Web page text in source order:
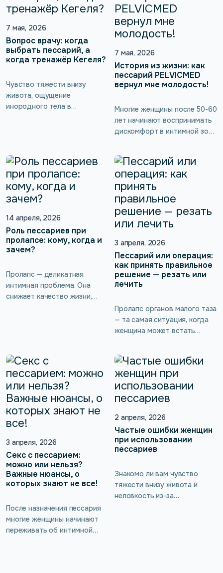
редких эпизодов, но со
и становится понятно:
ситуацию нужно решать.
Одна из основных причин —
ослабление мышц тазового
поддержка органов. […]
приспособлений
поддержания качества
интимной жизни и почему
кубические пессарии
PELVICMED не ограничивают
пациентку практически в
любой активности.
7 мая, 2026
Вопрос врачу: когда
выбрать пессарий, а
когда тренажёр Кегеля?
Чувство тяжести внизу
живота, ощущение
инородного тела в
женщин. Подобные жалобы
не принято обсуждать с
подругами, а визит к
гинекологу постоянно
откладывается, потому что
неудобно и стыдно. Но жизнь
с ограничениями,
дискомфортом и болью — не
норма. Современной
минимум, […]
7 мая, 2026
История из жизни: как
пессарий PELVICMED
вернул мне молодость!
Многие женщины после 50-60
лет начинают воспринимать
дискомфорт в интимной зоне
Эпизоды недержания мочи
при кашле или смехе,
снижение чувствительности
и отказ от близости часто
списывают на менопаузу. Но
часто за этими симптомами
скрывается опущение
органов малого таза.
Встречается оно не только у
женщин после 40, но и у
девушек. Современная
гинекология […]
14 апреля, 2026
Роль пессариев при
пролапсе: кому, когда и
зачем?
Пролапс — деликатная
интимная проблема. Она
снижает качество жизни,
счастью, сегодня известно
немало методов лечения
опущения тазовых органов.
Одним из самых доступных и
применение
гинекологических пессариев.
3 апреля, 2026
Пессарий или операция:
как принять правильное
решение — резать или
лечить
Пролапс органов малого таза
— та самая ситуация, когда
женщина может встать
операцию или устанавливать
пессарий. Конечно,
решающей будет
рекомендация, которую даёт
гинеколог, ведь он владеет
информацией, и мы не
говорим о случаях, когда
нельзя делать операцию по
медицинским показаниям.
3 апреля, 2026
Секс с пессарием:
можно или нельзя?
Важные нюансы, о
которых знают не все!
После назначения пессария
многие женщины начинают
переживать об интимной
2 апреля, 2026
Частые ошибки женщин
при использовании
пессариев
Знакомо ли вам чувство
тяжести внизу живота и
неловкость из-за